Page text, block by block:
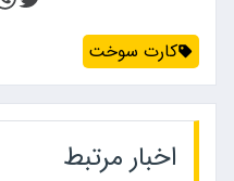
کارت سوخت
اخبار مرتبط